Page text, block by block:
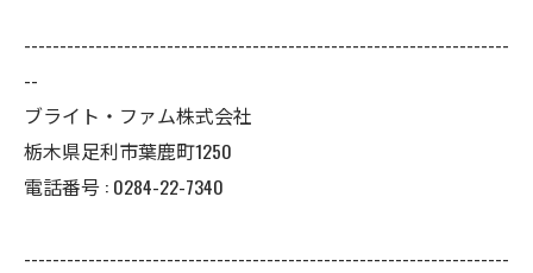
--------------------------------------------------------------------
--
ブライト・ファム株式会社
栃木県足利市葉鹿町1250
電話番号 : 0284-22-7340
--------------------------------------------------------------------